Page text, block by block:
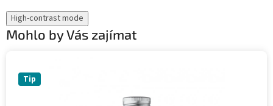
High-contrast mode
Mohlo by Vás zajímat
Tip